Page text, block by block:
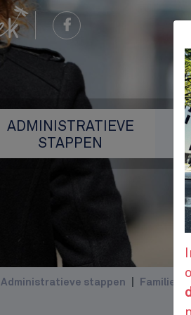
ADMINISTRATIEVE
STAPPEN
Administratieve stappen Familie